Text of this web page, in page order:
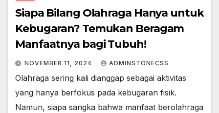
Siapa Bilang Olahraga Hanya untuk
Kebugaran? Temukan Beragam
Manfaatnya bagi Tubuh!
NOVEMBER 11, 2024 ADMINSTONECSS
Olahraga sering kali dianggap sebagai aktivitas
yang hanya berfokus pada kebugaran fisik.
Namun, siapa sangka bahwa manfaat berolahraga